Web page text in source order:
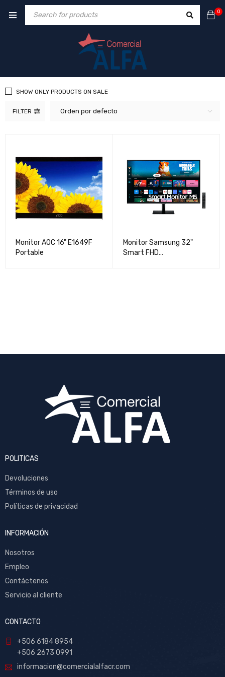
0
FILTER Orden por defecto
SHOW ONLY PRODUCTS ON SALE
Monitor AOC 16" E1649F
Portable
Monitor Samsung 32"
Smart FHD
POLITICAS
Devoluciones
Términos de uso
Políticas de privacidad
INFORMACIÓN
Nosotros
Empleo
Contáctenos
Servicio al cliente
CONTACTO
+506 6184 8954
+506 2673 0991
informacion@comercialalfacr.com